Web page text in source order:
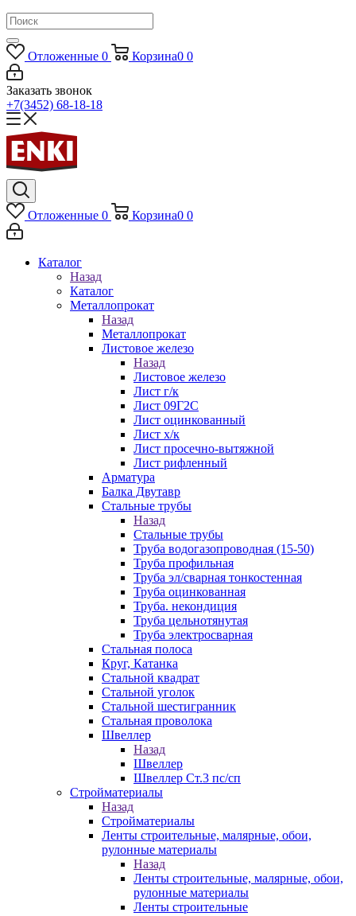
Отложенные 0 Корзина0 0
Заказать звонок
+7(3452) 68-18-18
Отложенные 0 Корзина0 0
Каталог
Назад
Каталог
Металлопрокат
Назад
Металлопрокат
Листовое железо
Назад
Листовое железо
Лист г/к
Лист 09Г2С
Лист оцинкованный
Лист х/к
Лист просечно-вытяжной
Лист рифленный
Арматура
Балка Двутавр
Стальные трубы
Назад
Стальные трубы
Труба водогазопроводная (15-50)
Труба профильная
Труба эл/сварная тонкостенная
Труба оцинкованная
Труба. некондиция
Труба цельнотянутая
Труба электросварная
Стальная полоса
Круг, Катанка
Стальной квадрат
Стальной уголок
Стальной шестигранник
Стальная проволока
Швеллер
Назад
Швеллер
Швеллер Ст.3 пс/сп
Стройматериалы
Назад
Стройматериалы
Ленты строительные, малярные, обои,
рулонные материалы
Назад
Ленты строительные, малярные, обои,
рулонные материалы
Ленты строительные